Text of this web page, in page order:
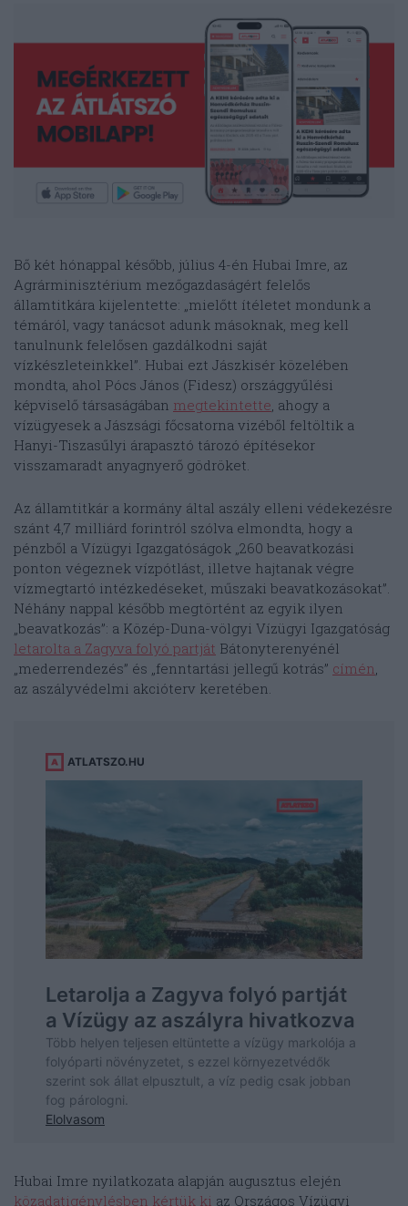
Bő két hónappal később, július 4-én Hubai Imre, az
Agrárminisztérium mezőgazdaságért felelős
államtitkára kijelentette: „mielőtt ítéletet mondunk a
témáról, vagy tanácsot adunk másoknak, meg kell
tanulnunk felelősen gazdálkodni saját
vízkészleteinkkel”. Hubai ezt Jászkisér közelében
mondta, ahol Pócs János (Fidesz) országgyűlési
képviselő társaságában megtekintette, ahogy a
vízügyesek a Jászsági főcsatorna vizéből feltöltik a
Hanyi-Tiszasűlyi árapasztó tározó építésekor
visszamaradt anyagnyerő gödröket.
Az államtitkár a kormány által aszály elleni védekezésre
szánt 4,7 milliárd forintról szólva elmondta, hogy a
pénzből a Vízügyi Igazgatóságok „260 beavatkozási
ponton végeznek vízpótlást, illetve hajtanak végre
vízmegtartó intézkedéseket, műszaki beavatkozásokat”.
Néhány nappal később megtörtént az egyik ilyen
„beavatkozás”: a Közép-Duna-völgyi Vízügyi Igazgatóság
letarolta a Zagyva folyó partját Bátonyterenyénél
„mederrendezés” és „fenntartási jellegű kotrás” címén,
az aszályvédelmi akcióterv keretében.
Hubai Imre nyilatkozata alapján augusztus elején
közadatigénylésben kértük ki az Országos Vízügyi